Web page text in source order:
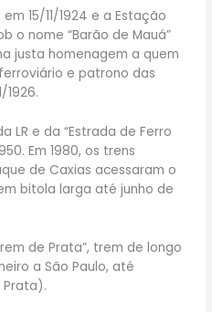
15/11/1924 e a Estação
o nome “Barão de Mauá”
justa homenagem a quem
e patrono das
1926.
LR e da “Estrada de Ferro
Em 1980, os trens
de Caxias acessaram o
bitola larga até junho de
de Prata”, trem de longo
a São Paulo, até
Prata).